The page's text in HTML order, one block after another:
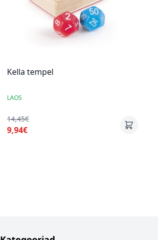
Kella tempel
LAOS
14,45€
9,94€